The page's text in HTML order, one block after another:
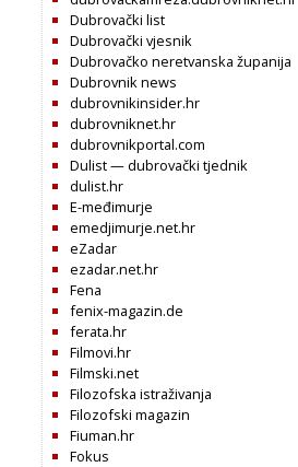
Dubrovački list
Dubrovački vjesnik
Dubrovačko neretvanska županija
Dubrovnik news
dubrovnikinsider.hr
dubrovniknet.hr
dubrovnikportal.com
Dulist — dubrovački tjednik
dulist.hr
E-međimurje
emedjimurje.net.hr
eZadar
ezadar.net.hr
Fena
fenix-magazin.de
ferata.hr
Filmovi.hr
Filmski.net
Filozofska istraživanja
Filozofski magazin
Fiuman.hr
Fokus